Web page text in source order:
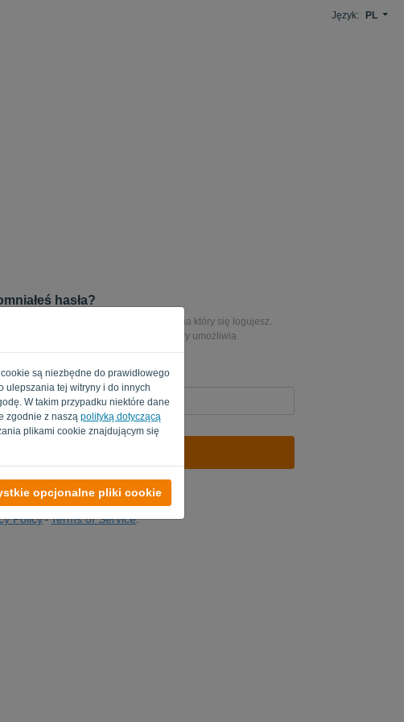
są niezbędne do prawidłowego
ulepszania tej witryny i do innych
W takim przypadku niektóre dane
zgodnie z naszą polityką dotyczącą
plikami cookie znajdującym się
opcjonalne pliki cookie
Język: PL
hasła?
hasło, wprowadź adres e-mail, na który się logujesz.
wysłany link do tego adresu e-mail, który umożliwia
hasła.
do logowania
Policy-Terms of Service.